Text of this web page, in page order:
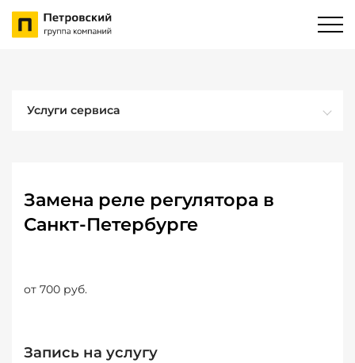
Услуги сервиса
Замена реле регулятора в
Санкт-Петербурге
от 700 руб.
Запись на услугу